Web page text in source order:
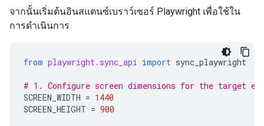
จากนั้นเริ่มต้นอินสแตนซ์เบราว์เซอร์ Playwright เพื่อใช้ใน
การดำเนินการ
from playwright.sync_api import sync_playwright
# 1. Configure screen dimensions for the target
SCREEN_WIDTH = 1440
SCREEN_HEIGHT = 900